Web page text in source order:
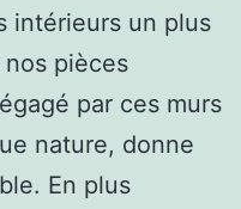
intérieurs un plus
pièces
par ces murs
nature, donne
En plus